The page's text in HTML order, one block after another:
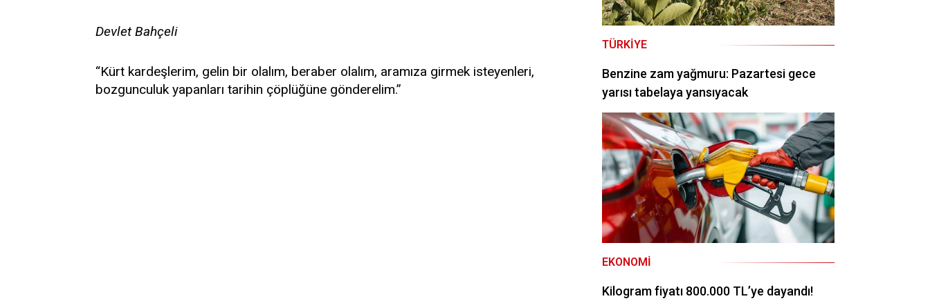
Devlet Bahçeli
“Kürt kardeşlerim, gelin bir olalım, beraber olalım, aramıza girmek isteyenleri,
bozgunculuk yapanları tarihin çöplüğüne gönderelim.”
TÜRKIYE
Benzine zam yağmuru: Pazartesi gece
yarısı tabelaya yansıyacak
EKONOMI
Kilogram fiyatı 800.000 TL’ye dayandı!